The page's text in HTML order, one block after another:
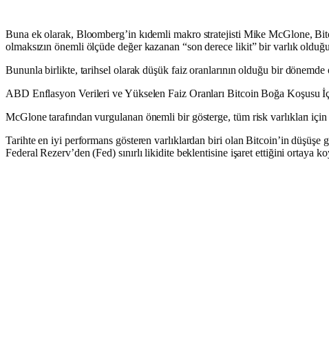
Buna ek olarak, Bloomberg’in kıdemli makro stratejisti Mike McGlone,
olmaksızın önemli ölçüde değer kazanan “son derece likit” bir varlık
Bununla birlikte, tarihsel olarak düşük faiz oranlarının olduğu bir
ABD Enflasyon Verileri ve Yükselen Faiz Oranları Bitcoin Boğa Koşusu
McGlone tarafından vurgulanan önemli bir gösterge, tüm risk varlıkları
Tarihte en iyi performans gösteren varlıklardan biri olan Bitcoin’in
Federal Rezerv’den (Fed) sınırlı likidite beklentisine işaret ettiğini ortaya